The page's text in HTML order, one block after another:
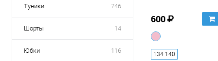
Туники 746
Шорты 14
Юбки 116
600
134-140